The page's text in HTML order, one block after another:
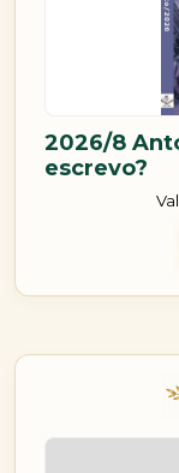
2026/8
escrevo?